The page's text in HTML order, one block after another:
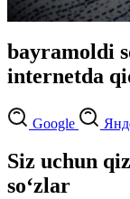
bayramoldi
internetda
Google
Siz uchun
so‘zlar